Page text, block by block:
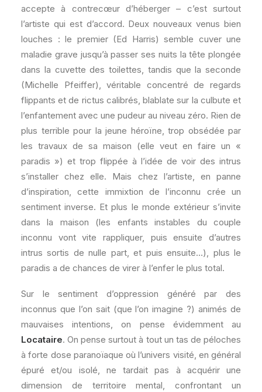
accepte à contrecœur d’héberger – c’est surtout
l’artiste qui est d’accord. Deux nouveaux venus bien
louches : le premier (Ed Harris) semble cuver une
maladie grave jusqu’à passer ses nuits la tête plongée
dans la cuvette des toilettes, tandis que la seconde
(Michelle Pfeiffer), véritable concentré de regards
flippants et de rictus calibrés, blablate sur la culbute et
l’enfantement avec une pudeur au niveau zéro. Rien de
plus terrible pour la jeune héroïne, trop obsédée par
les travaux de sa maison (elle veut en faire un «
paradis ») et trop flippée à l’idée de voir des intrus
s’installer chez elle. Mais chez l’artiste, en panne
d’inspiration, cette immixtion de l’inconnu crée un
sentiment inverse. Et plus le monde extérieur s’invite
dans la maison (les enfants instables du couple
inconnu vont vite rappliquer, puis ensuite d’autres
intrus sortis de nulle part, et puis ensuite…), plus le
paradis a de chances de virer à l’enfer le plus total.
Sur le sentiment d’oppression généré par des
inconnus que l’on sait (que l’on imagine ?) animés de
mauvaises intentions, on pense évidemment au
Locataire. On pense surtout à tout un tas de péloches
à forte dose paranoïaque où l’univers visité, en général
épuré et/ou isolé, ne tardait pas à acquérir une
dimension de territoire mental, confrontant un